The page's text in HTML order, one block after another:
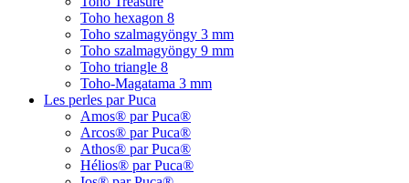
Toho hexagon 8
Toho szalmagyöngy 3 mm
Toho szalmagyöngy 9 mm
Toho triangle 8
Toho-Magatama 3 mm
Les perles par Puca
Amos® par Puca®
Arcos® par Puca®
Athos® par Puca®
Hélios® par Puca®